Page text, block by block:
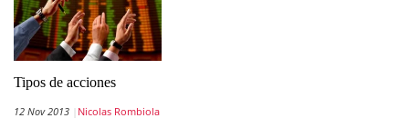
Tipos de acciones
12 Nov 2013 Nicolas Rombiola